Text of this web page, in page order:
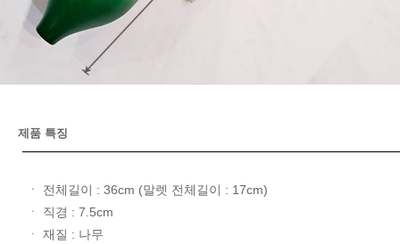
제품 특징
ㆍ 전체길이 : 36cm (말렛 전체길이 : 17cm)
ㆍ 직경 : 7.5cm
ㆍ 재질 : 나무